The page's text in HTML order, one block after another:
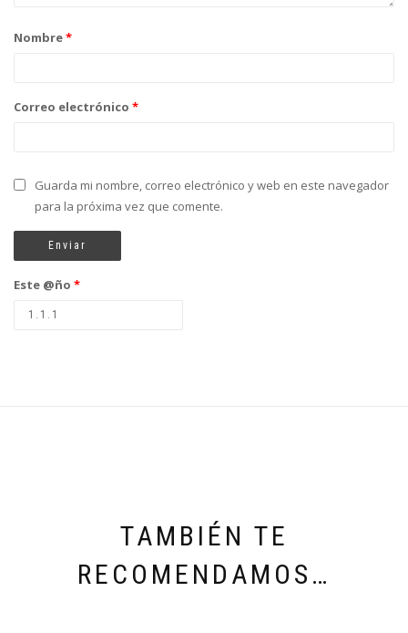
Nombre*
Correo electrónico *
Guarda mi nombre, correo electrónico y web en este navegador
para la próxima vez que comente.
Este @ño *
TAMBIÉN TE
RECOMENDAMOS…